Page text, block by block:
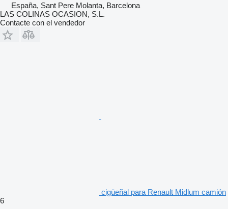
España, Sant Pere Molanta, Barcelona
LAS COLINAS OCASION, S.L.
Contacte con el vendedor
cigüeñal para Renault Midlum camión
6